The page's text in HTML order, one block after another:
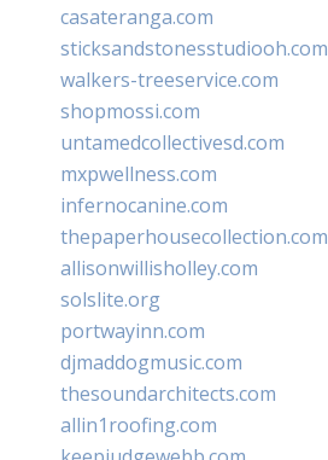
casateranga.com
sticksandstonesstudiooh.com
walkers-treeservice.com
shopmossi.com
untamedcollectivesd.com
mxpwellness.com
infernocanine.com
thepaperhousecollection.com
allisonwillisholley.com
solslite.org
portwayinn.com
djmaddogmusic.com
thesoundarchitects.com
allin1roofing.com